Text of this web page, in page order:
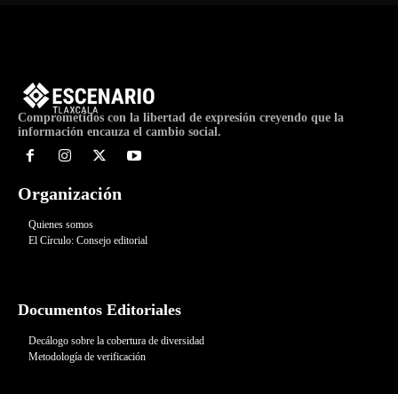
Comprometidos con la libertad de expresión creyendo que la
información encauza el cambio social.
Organización
Quienes somos
El Círculo: Consejo editorial
Documentos Editoriales
Decálogo sobre la cobertura de diversidad
Metodología de verificación